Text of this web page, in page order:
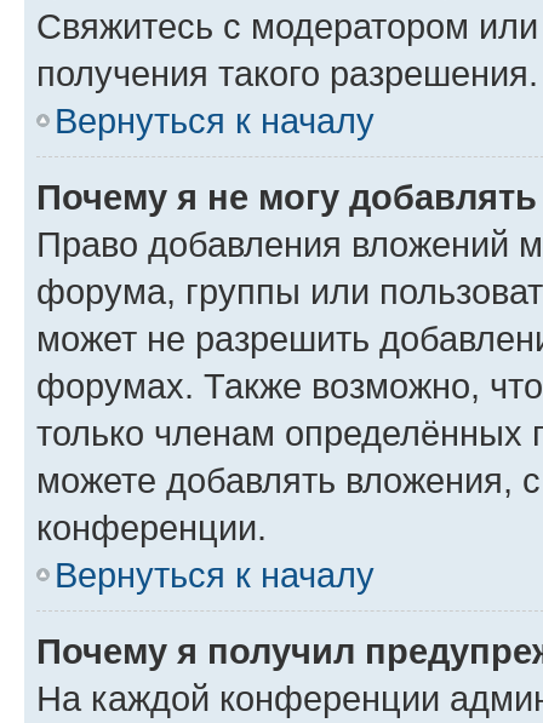
Свяжитесь с модератором
получения такого разрешения.
Вернуться к началу
Почему я не могу
Право добавления вложений
форума, группы или
может не разрешить
форумах. Также возможно,
только членам определённых
можете добавлять вложения,
конференции.
Вернуться к началу
Почему я получил
На каждой конференции